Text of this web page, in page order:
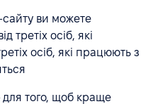
ви можете
третіх осіб, які
осіб, які працюють з
того, щоб краще